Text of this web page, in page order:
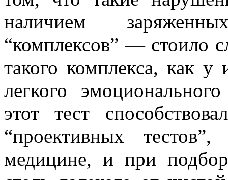
наличием
“комплексов” — стоило
такого комплекса, как у
легкого
этот тест
“проективных
медицине, и при